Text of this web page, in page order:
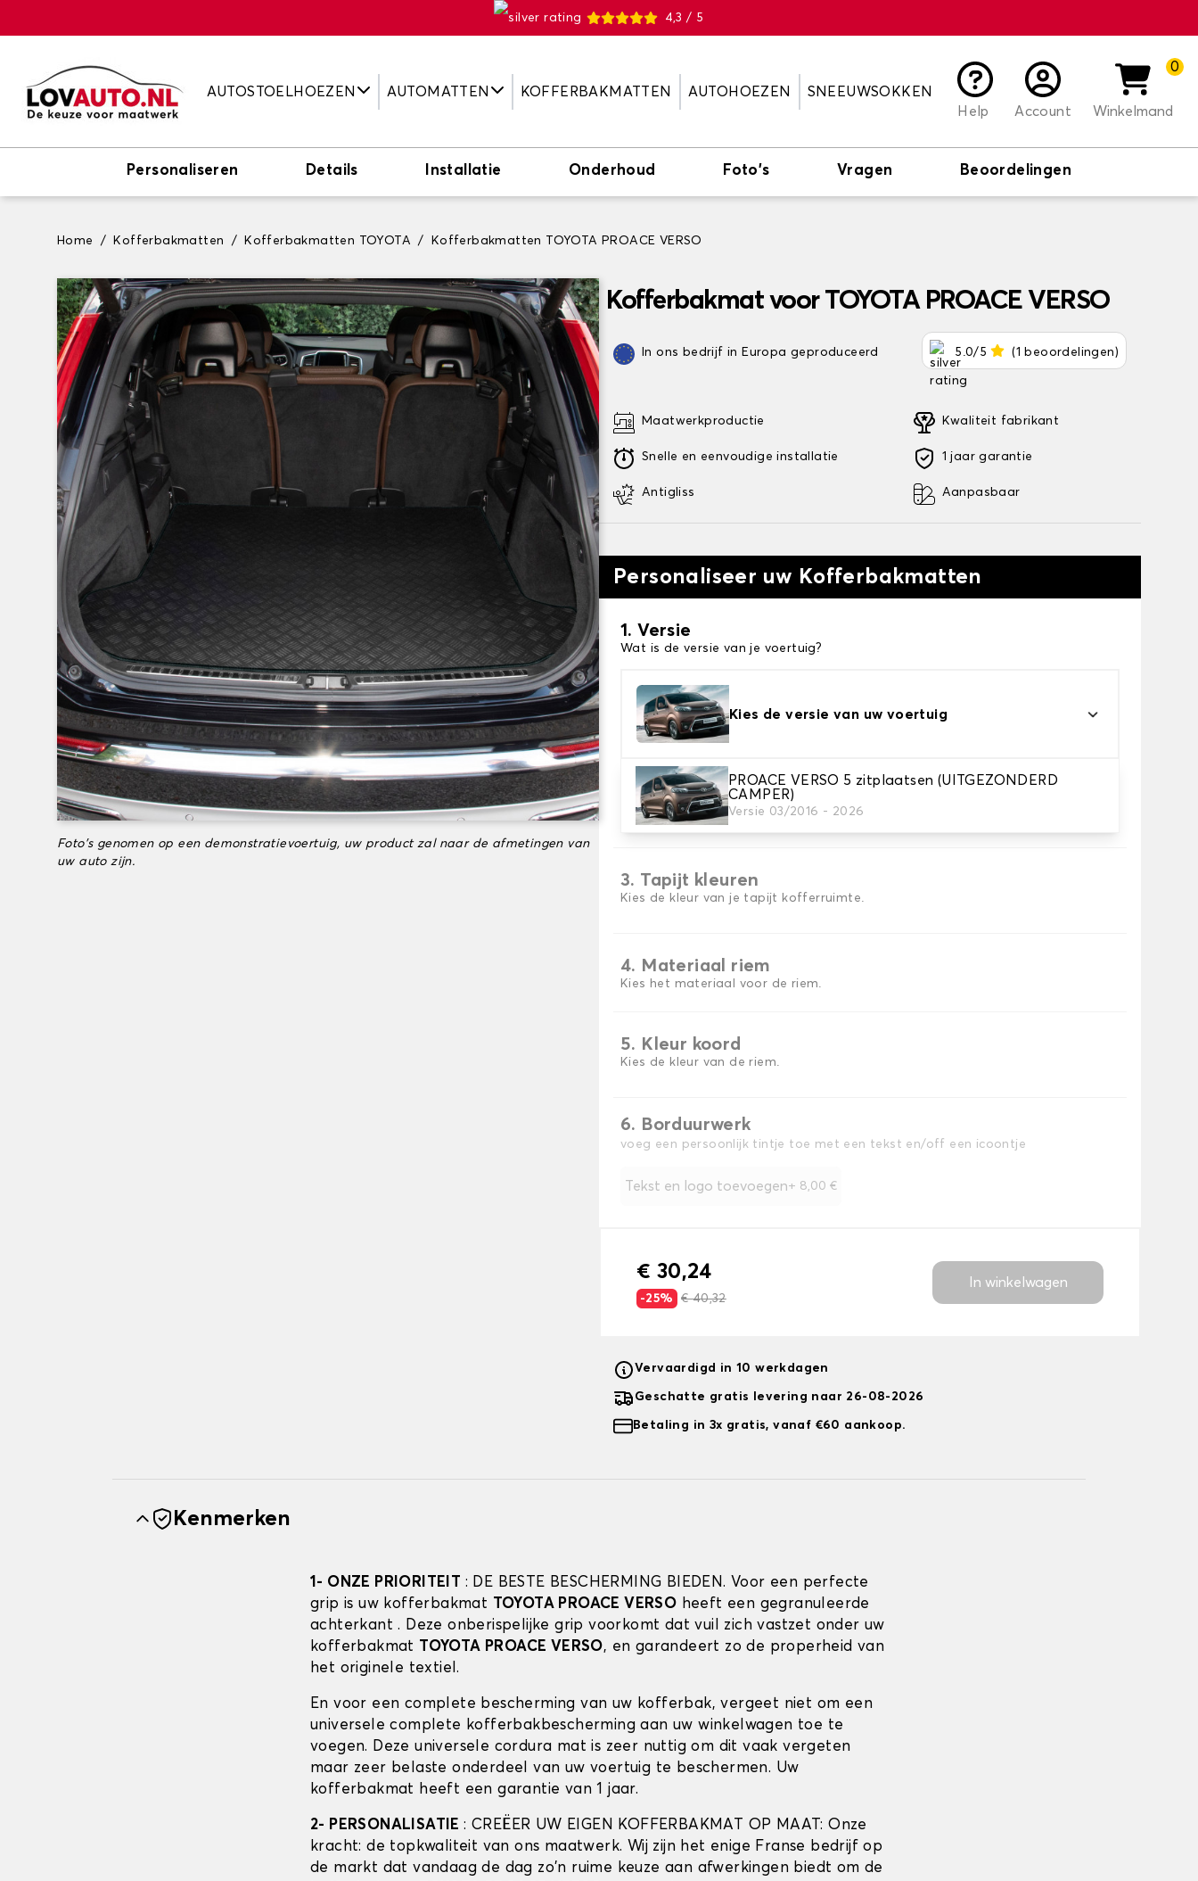
4,3 / 5
AUTOSTOELHOEZEN AUTOMATTEN KOFFERBAKMATTEN AUTOHOEZEN
SNEEUWSOKKEN
Help
Account
0
Winkelmand
Personaliseren Details Installatie Onderhoud Foto's Vragen Beoordelingen
Home Kofferbakmatten Kofferbakmatten TOYOTA Kofferbakmatten TOYOTA PROACE VERSO
Foto's genomen op een demonstratievoertuig, uw product zal naar de afmetingen van
uw auto zijn.
Kofferbakmat voor TOYOTA PROACE VERSO
In ons bedrijf in Europa geproduceerd 5.0/5 (1 beoordelingen)
Maatwerkproductie
Snelle en eenvoudige installatie
Antigliss
Kwaliteit fabrikant
1 jaar garantie
Aanpasbaar
Personaliseer uw Kofferbakmatten
1. Versie
Wat is de versie van je voertuig?
Kies de versie van uw voertuig
PROACE VERSO 5 zitplaatsen (UITGEZONDERD
CAMPER)
Versie 03/2016 - 2026
2. Materiaal
Kies het materiaal van uw kofferbakmat
3. Tapijt kleuren
Kies de kleur van je tapijt kofferruimte.
4. Materiaal riem
Kies het materiaal voor de riem.
5. Kleur koord
Kies de kleur van de riem.
6. Borduurwerk
voeg een persoonlijk tintje toe met een tekst en/off een icoontje
Tekst en logo toevoegen+ 8,00 €
€ 30,24
-25% € 40,32
In winkelwagen
Vervaardigd in 10 werkdagen
Geschatte gratis levering naar 26-08-2026
Betaling in 3x gratis, vanaf €60 aankoop.
Kenmerken
1- ONZE PRIORITEIT : DE BESTE BESCHERMING BIEDEN. Voor een perfecte
grip is uw kofferbakmat
TOYOTA PROACE VERSO heeft een gegranuleerde
achterkant . Deze onberispelijke grip voorkomt dat vuil zich vastzet onder uw
kofferbakmat
TOYOTA PROACE VERSO, en garandeert zo de properheid van
het originele textiel.
En voor een complete bescherming van uw kofferbak, vergeet niet om een
universele complete kofferbakbescherming aan uw winkelwagen toe te
voegen. Deze universele cordura mat is zeer nuttig om dit vaak vergeten
maar zeer belaste onderdeel van uw voertuig te beschermen. Uw
kofferbakmat heeft een garantie van 1 jaar.
2- PERSONALISATIE: CREËER UW EIGEN KOFFERBAKMAT OP MAAT: Onze
kracht: de topkwaliteit van ons maatwerk. Wij zijn het enige Franse bedrijf op
de markt dat vandaag de dag zo'n ruime keuze aan afwerkingen biedt om de